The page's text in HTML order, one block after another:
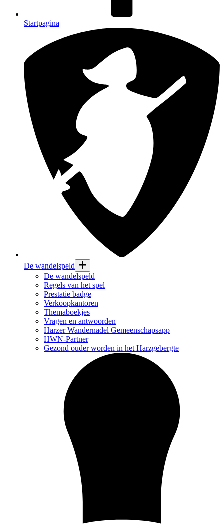
Startpagina
De wandelspeld
De wandelspeld
Regels van het spel
Prestatie badge
Verkoopkantoren
Themaboekjes
Vragen en antwoorden
Harzer Wandernadel Gemeenschapsapp
HWN-Partner
Gezond ouder worden in het Harzgebergte